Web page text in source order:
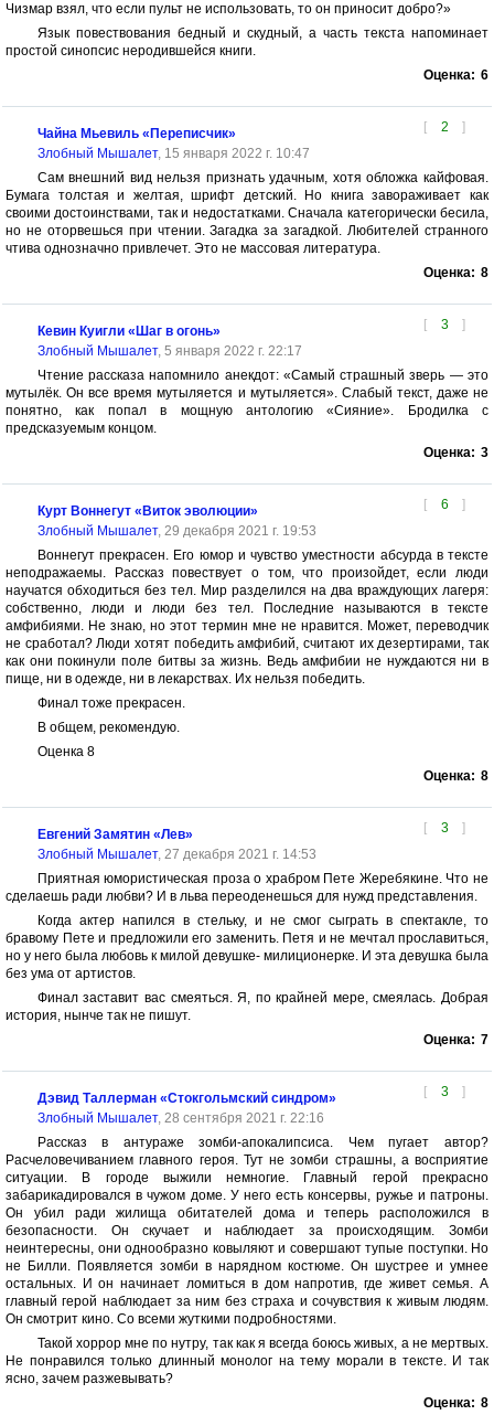
Чизмар взял, что если пульт не использовать, то он приносит добро?»
Язык повествования бедный и скудный, а часть текста напоминает
простой синопсис неродившейся книги.
Оценка: 6
[ 2 ]
Чайна Мьевиль «Переписчик»
Злобный Мышалет, 15 января 2022 г. 10:47
Сам внешний вид нельзя признать удачным, хотя обложка кайфовая.
Бумага толстая и желтая, шрифт детский. Но книга завораживает как
своими достоинствами, так и недостатками. Сначала категорически бесила,
но не оторвешься при чтении. Загадка за загадкой. Любителей странного
чтива однозначно привлечет. Это не массовая литература.
Оценка: 8
[ 3 ]
Кевин Куигли «Шаг в огонь»
Злобный Мышалет, 5 января 2022 г. 22:17
Чтение рассказа напомнило анекдот: «Самый страшный зверь — это
мутылёк. Он все время мутыляется и мутыляется». Слабый текст, даже не
понятно, как попал в мощную антологию «Сияние». Бродилка с
предсказуемым концом.
Оценка: 3
[ 6 ]
Курт Воннегут «Виток эволюции»
Злобный Мышалет, 29 декабря 2021 г. 19:53
Воннегут прекрасен. Его юмор и чувство уместности абсурда в тексте
неподражаемы. Рассказ повествует о том, что произойдет, если люди
научатся обходиться без тел. Мир разделился на два враждующих лагеря:
собственно, люди и люди без тел. Последние называются в тексте
амфибиями. Не знаю, но этот термин мне не нравится. Может, переводчик
не сработал? Люди хотят победить амфибий, считают их дезертирами, так
как они покинули поле битвы за жизнь. Ведь амфибии не нуждаются ни в
пище, ни в одежде, ни в лекарствах. Их нельзя победить.
Финал тоже прекрасен.
В общем, рекомендую.
Оценка 8
Оценка: 8
[ 3 ]
Евгений Замятин «Лев»
Злобный Мышалет, 27 декабря 2021 г. 14:53
Приятная юмористическая проза о храбром Пете Жеребякине. Что не
сделаешь ради любви? И в льва переоденешься для нужд представления.
Когда актер напился в стельку, и не смог сыграть в спектакле, то
бравому Пете и предложили его заменить. Петя и не мечтал прославиться,
но у него была любовь к милой девушке- милиционерке. И эта девушка была
без ума от артистов.
Финал заставит вас смеяться. Я, по крайней мере, смеялась. Добрая
история, нынче так не пишут.
Оценка: 7
[ 3 ]
Дэвид Таллерман «Стокгольмский синдром»
Злобный Мышалет, 28 сентября 2021 г. 22:16
Рассказ в антураже зомби-апокалипсиса. Чем пугает автор?
Расчеловечиванием главного героя. Тут не зомби страшны, а восприятие
ситуации. В городе выжили немногие. Главный герой прекрасно
забарикадировался в чужом доме. У него есть консервы, ружье и патроны.
Он убил ради жилища обитателей дома и теперь расположился в
безопасности. Он скучает и наблюдает за происходящим. Зомби
неинтересны, они однообразно ковыляют и совершают тупые поступки. Но
не Билли. Появляется зомби в нарядном костюме. Он шустрее и умнее
остальных. И он начинает ломиться в дом напротив, где живет семья. А
главный герой наблюдает за ним без страха и сочувствия к живым людям.
Он смотрит кино. Со всеми жуткими подробностями.
Такой хоррор мне по нутру, так как я всегда боюсь живых, а не мертвых.
Не понравился только длинный монолог на тему морали в тексте. И так
ясно, зачем разжевывать?
Оценка: 8